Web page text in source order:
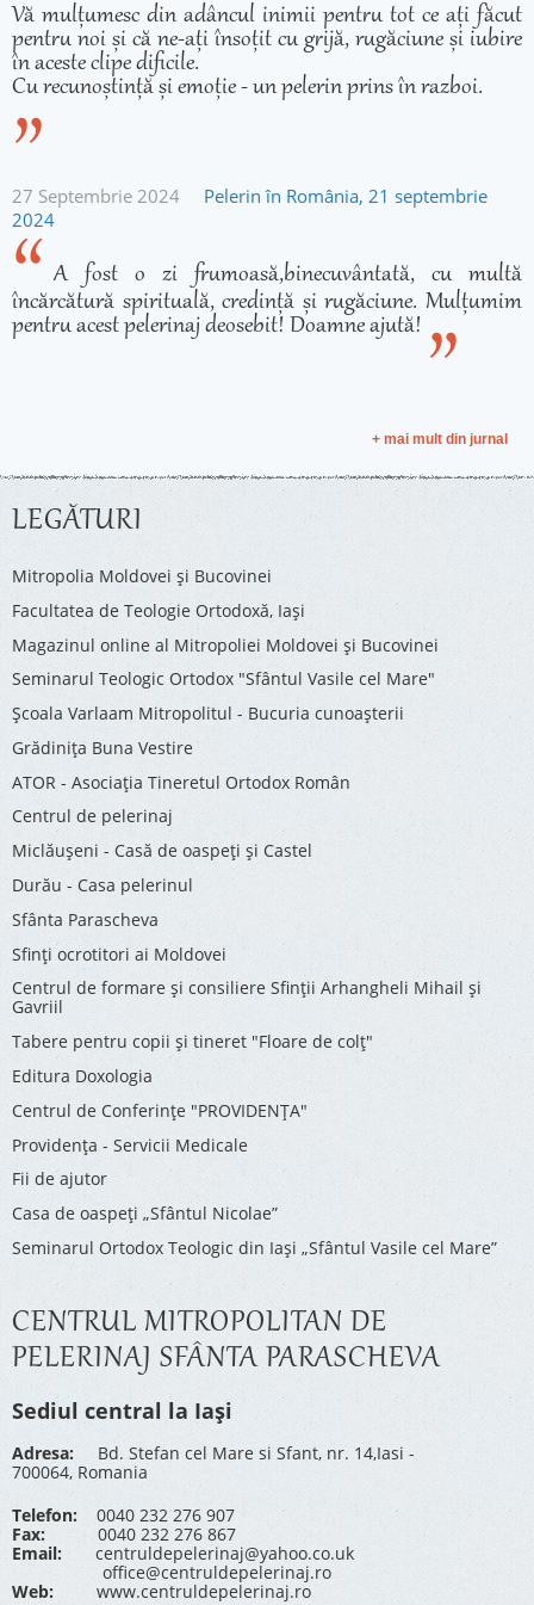
Vă mulțumesc din adâncul inimii pentru tot ce ați făcut
pentru noi și că ne-ați însoțit cu grijă, rugăciune și iubire
în aceste clipe dificile.
Cu recunoștință și emoție - un pelerin prins în razboi.
27 Septembrie 2024
Pelerin în România, 21 septembrie
2024
A fost o zi frumoasă,binecuvântată, cu multă
încărcătură spirituală, credință și rugăciune. Mulțumim
pentru acest pelerinaj deosebit! Doamne ajută!
+ mai mult din jurnal
LEGĂTURI
Mitropolia Moldovei și Bucovinei
Facultatea de Teologie Ortodoxă, Iaşi
Magazinul online al Mitropoliei Moldovei și Bucovinei
Seminarul Teologic Ortodox "Sfântul Vasile cel Mare"
Şcoala Varlaam Mitropolitul - Bucuria cunoaşterii
Grădinița Buna Vestire
ATOR - Asociaţia Tineretul Ortodox Român
Centrul de pelerinaj
Miclăușeni - Casă de oaspeţi şi Castel
Durău - Casa pelerinul
Sfânta Parascheva
Sfinți ocrotitori ai Moldovei
Centrul de formare și consiliere Sfinții Arhangheli Mihail și
Gavriil
Tabere pentru copii şi tineret "Floare de colţ"
Editura Doxologia
Centrul de Conferinţe "PROVIDENŢA"
Providenţa - Servicii Medicale
Fii de ajutor
Casa de oaspeți „Sfântul Nicolae”
Seminarul Ortodox Teologic din Iași „Sfântul Vasile cel Mare”
CENTRUL MITROPOLITAN DE
PELERINAJ SFÂNTA PARASCHEVA
Sediul central la Iași
Adresa: Bd. Stefan cel Mare si Sfant, nr. 14,Iasi -
700064, Romania
Telefon: 0040 232 276 907
Fax: 0040 232 276 867
Email:
centruldepelerinaj@yahoo.co.uk
office@centruldepelerinaj.ro
Web:
www.centruldepelerinaj.ro